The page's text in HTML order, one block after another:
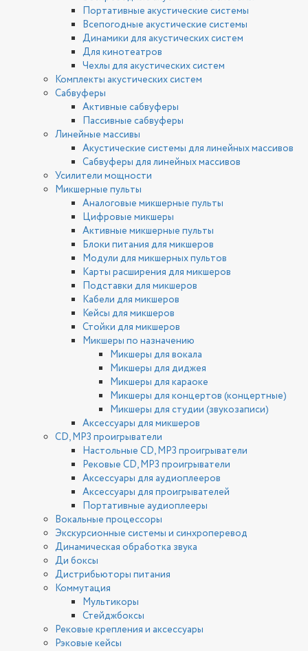
Портативные акустические системы
Всепогодные акустические системы
Динамики для акустических систем
Для кинотеатров
Чехлы для акустических систем
Комплекты акустических систем
Сабвуферы
Активные сабвуферы
Пассивные сабвуферы
Линейные массивы
Акустические системы для линейных массивов
Сабвуферы для линейных массивов
Усилители мощности
Микшерные пульты
Аналоговые микшерные пульты
Цифровые микшеры
Активные микшерные пульты
Блоки питания для микшеров
Модули для микшерных пультов
Карты расширения для микшеров
Подставки для микшеров
Кабели для микшеров
Кейсы для микшеров
Стойки для микшеров
Микшеры по назначению
Микшеры для вокала
Микшеры для диджея
Микшеры для караоке
Микшеры для концертов (концертные)
Микшеры для студии (звукозаписи)
Аксессуары для микшеров
CD, MP3 проигрыватели
Настольные CD, MP3 проигрыватели
Рековые CD, MP3 проигрыватели
Аксессуары для аудиоплееров
Аксессуары для проигрывателей
Портативные аудиоплееры
Вокальные процессоры
Экскурсионные системы и синхроперевод
Динамическая обработка звука
Ди боксы
Дистрибьюторы питания
Коммутация
Мультикоры
Стейджбоксы
Рековые крепления и аксессуары
Рэковые кейсы